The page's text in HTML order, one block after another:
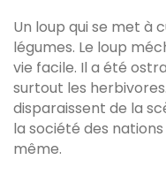
Un loup qui se met à
légumes. Le loup
vie facile. Il a été
surtout les
disparaissent de la
la société des
même.